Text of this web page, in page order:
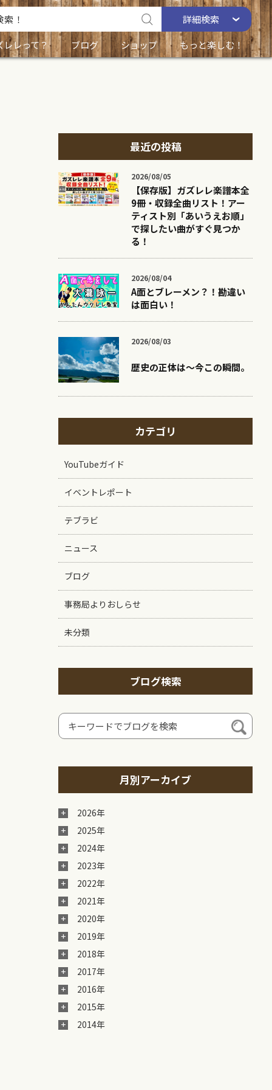
詳細検索
レレって？
ブログ ショップ もっと楽しむ！
最近の投稿
2026/08/05
【保存版】ガズレレ楽譜本全
9冊・収録全曲リスト！アー
ティスト別「あいうえお順」
で探したい曲がすぐ見つか
る！
2026/08/04
A面とブレーメン？！勘違い
は面白い！
2026/08/03
歴史の正体は〜今この瞬間。
カテゴリ
YouTubeガイド
イベントレポート
テブラビ
ニュース
ブログ
事務局よりおしらせ
未分類
ブログ検索
月別アーカイブ
2026年
2025年
2024年
2023年
2022年
2021年
2020年
2019年
2018年
2017年
2016年
2015年
2014年